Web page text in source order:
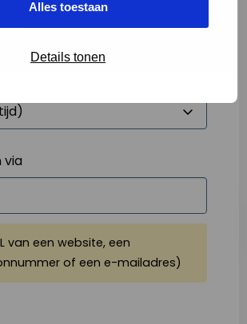
Alles toestaan
Details tonen
via
van een website, een
of een e-mailadres)